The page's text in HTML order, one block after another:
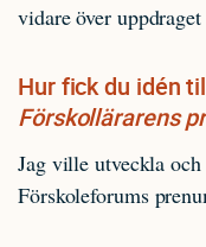
vidare över
Hur fick du idén
Förskollärarens
Jag ville utveckla
Förskoleforums